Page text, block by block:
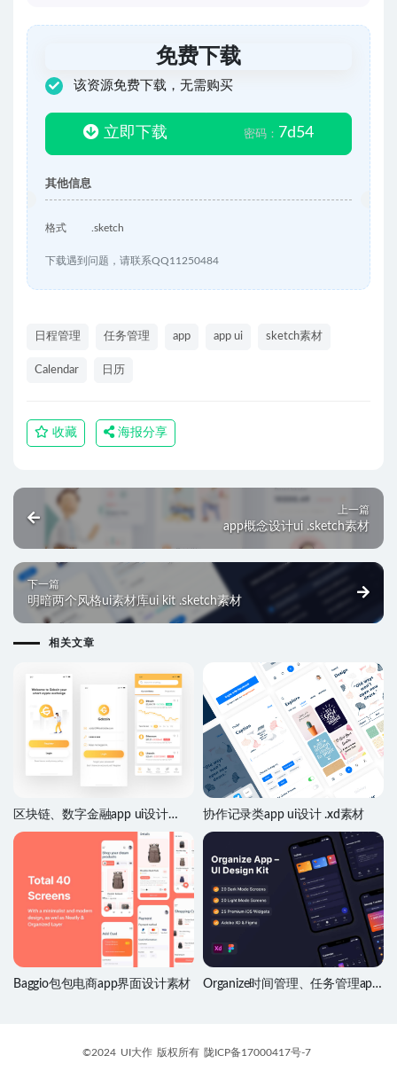
免费下载
该资源免费下载，无需购买
立即下载 密码： 7d54
其他信息
格式 .sketch
下载遇到问题，请联系QQ11250484
日程管理 任务管理 app app ui sketch素材
Calendar 日历
收藏 海报分享
上一篇
app概念设计ui .sketch素材
下一篇
明暗两个风格ui素材库ui kit .sketch素材
相关文章
区块链、数字金融app ui设计
.sketch源文件
协作记录类app ui设计 .xd素材
Baggio包包电商app界面设计素材
Organize时间管理、任务管理app
©2024 UI大作 版权所有 陇ICP备17000417号-7